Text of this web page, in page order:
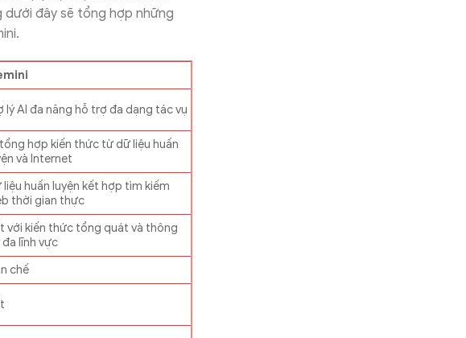
dưới đây sẽ tổng hợp những
lý AI đa năng hỗ trợ đa dạng tác vụ
hợp kiến thức từ dữ liệu huấn
và Internet
liệu huấn luyện kết hợp tìm kiếm
thời gian thực
với kiến thức tổng quát và thông
đa lĩnh vực
chế